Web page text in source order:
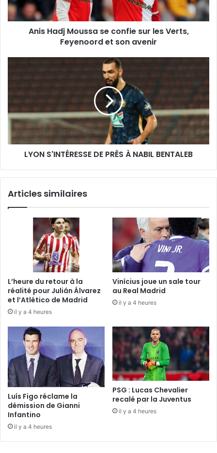
Verts,
Feyenoord
Anis Hadj Moussa se confie sur les Verts,
Feyenoord et son avenir
NABIL
BENTALEB
LYON S'INTÉRESSE DE PRÈS À NABIL BENTALEB
Articles similaires
L’heure du retour à la
réalité pour Julián Álvarez
et l’Atlético de Madrid
il y a 4 heures
Vinícius joue un sale tour
au Real Madrid
il y a 4 heures
Luís Figo réclame la
démission de Gianni
Infantino
il y a 4 heures
PSG : Lucas Chevalier
recalé par la Juventus
il y a 4 heures